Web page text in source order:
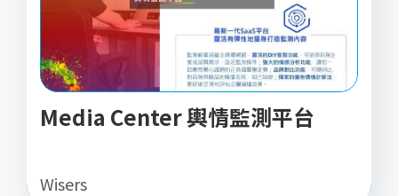
Media Center 輿情監測平台
Wisers